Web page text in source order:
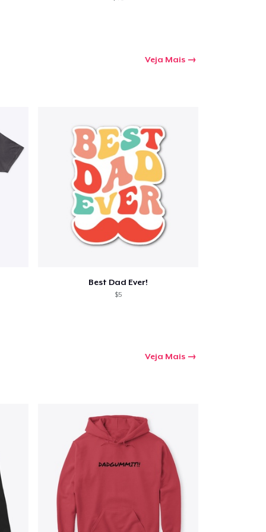
Veja Mais
Best Dad Ever!
$5
Veja Mais